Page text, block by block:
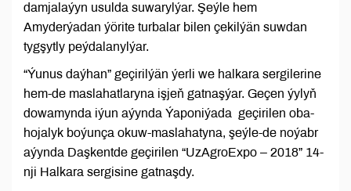
damjalaýyn usulda suwarylýar. Şeýle hem
Amyderýadan ýörite turbalar bilen çekilýän suwdan
tygşytly peýdalanylýar.
“Ýunus daýhan” geçirilýän ýerli we halkara sergilerine
hem-de maslahatlaryna işjeň gatnaşýar. Geçen ýylyň
dowamynda iýun aýynda Ýaponiýada geçirilen oba-
hojalyk boýunça okuw-maslahatyna, şeýle-de noýabr
aýynda Daşkentde geçirilen “UzAgroExpo – 2018” 14-
nji Halkara sergisine gatnaşdy.